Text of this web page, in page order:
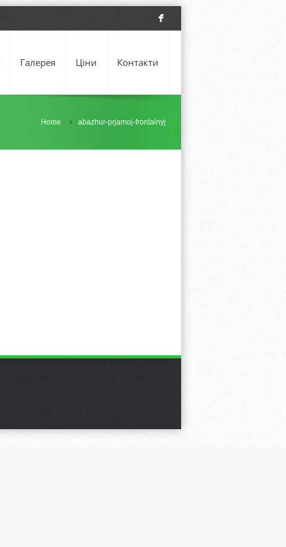
F
Галерея Ціни Контакти
Home abazhur-prjamoj-frontalnyj